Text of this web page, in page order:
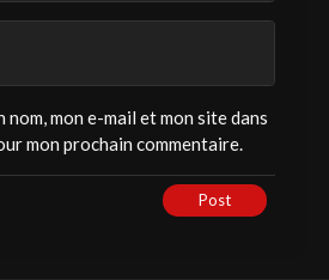
mon e-mail et mon site dans
mon prochain commentaire.
Post